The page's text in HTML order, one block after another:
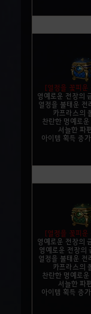
[열정을 꽃피운
영예로운 전장의
열정을 불태운 전
카프라스의
찬란한 명예로
서늘한 파
아이템 획득 증
[열정을 꽃피운
영예로운 전장의
영예로운 전장의
열정을 불태운 전
카프라스의
찬란한 명예로
서늘한 파
아이템 획득 증